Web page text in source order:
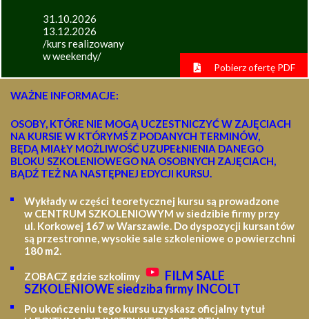
31.10.2026
13.12.2026
/kurs realizowany
w weekendy/
Pobierz ofertę PDF
WAŻNE INFORMACJE:
OSOBY, KTÓRE NIE MOGĄ UCZESTNICZYĆ W ZAJĘCIACH
NA KURSIE W KTÓRYMŚ Z PODANYCH TERMINÓW,
BĘDĄ MIAŁY MOŻLIWOŚĆ UZUPEŁNIENIA DANEGO
BLOKU SZKOLENIOWEGO NA OSOBNYCH ZAJĘCIACH,
BĄDŹ TEŻ NA NASTĘPNEJ EDYCJI KURSU.
Wykłady w części teoretycznej kursu są prowadzone
w CENTRUM SZKOLENIOWYM w siedzibie firmy przy
ul. Korkowej 167 w Warszawie. Do dyspozycji kursantów
są przestronne, wysokie sale szkoleniowe o powierzchni
180 m2.
ZOBACZ gdzie szkolimy
FILM SALE
SZKOLENIOWE siedziba firmy INCOLT
Po ukończeniu tego kursu uzyskasz oficjalny tytuł